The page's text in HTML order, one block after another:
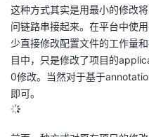
这种方式其实是用最小的修改
问链路串接起来。在平台中使
少直接修改配置文件的工作量
目中，只是修改了项目的
0修改。当然对于基于
即可。